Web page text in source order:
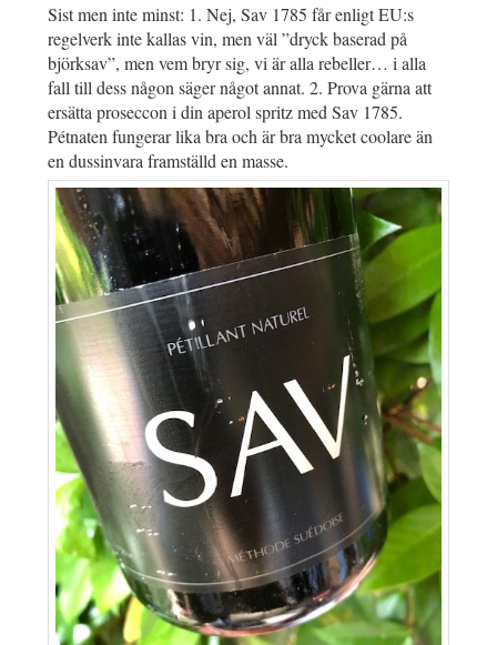
Sist men inte minst: 1. Nej, Sav 1785 får enligt EU:s
regelverk inte kallas vin, men väl ”dryck baserad på
björksav”, men vem bryr sig, vi är alla rebeller… i alla
fall till dess någon säger något annat. 2. Prova gärna att
ersätta proseccon i din aperol spritz med Sav 1785.
Pétnaten fungerar lika bra och är bra mycket coolare än
en dussinvara framställd en masse.